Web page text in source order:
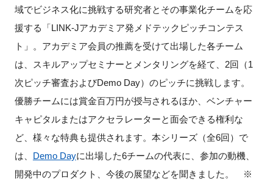
新規登録
イベント
プログラム
ニュース・掲示板
LINK-Jを知る
域でビジネス化に挑戦する研究者とその事業化チームを応
援する「LINK-Jアカデミア発メドテックピッチコンテス
ト」。アカデミア会員の推薦を受けて出場した各チーム
は、スキルアップセミナーとメンタリングを経て、2回（1
次ピッチ審査およびDemo Day）のピッチに挑戦します。
優勝チームには賞金百万円が授与されるほか、ベンチャー
キャピタルまたはアクセラレーターと面会できる権利な
ど、様々な特典も提供されます。本シリーズ（全6回）で
は、 Demo Dayに出場した6チームの代表に、参加の動機、
開発中のプロダクト、今後の展望などを聞きました。 ※